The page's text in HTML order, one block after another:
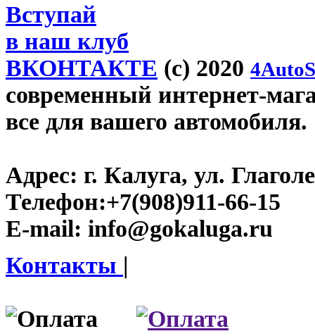
Вступай
в наш клуб
ВКОНТАКТЕ (c) 2020
современный интернет-
все для вашего автомобиля.
Адрес: г. Калуга, ул.
Телефон:+7(908)911-66-15
E-mail: info@gokaluga.ru
Контакты |